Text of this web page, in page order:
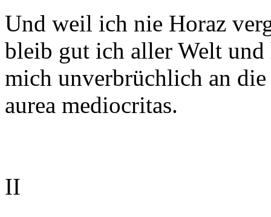
Und weil ich nie Horaz
bleib gut ich aller Welt und
mich unverbrüchlich an die
aurea mediocritas.
II